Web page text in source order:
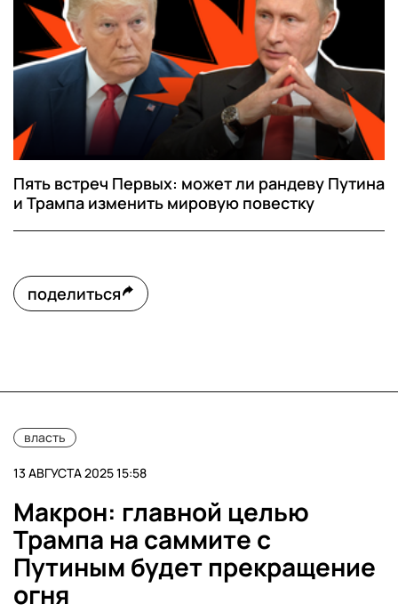
Пять встреч Первых: может ли рандеву Путина
и Трампа изменить мировую повестку
поделиться
власть
13 АВГУСТА 2025 15:58
Макрон: главной целью
Трампа на саммите с
Путиным будет прекращение
огня